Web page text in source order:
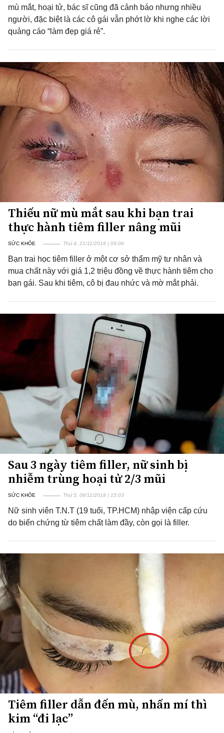
mù mắt, hoại tử, bác sĩ cũng đã cảnh báo nhưng nhiều
người, đặc biệt là các cô gái vẫn phớt lờ khi nghe các lời
quảng cáo “làm đẹp giá rẻ”.
Thiếu nữ mù mắt sau khi bạn trai
thực hành tiêm filler nâng mũi
SỨC KHỎE Thứ 4, 21/11/2018 | 09:06
Bạn trai học tiêm filler ở một cơ sở thẩm mỹ tư nhân và
mua chất này với giá 1,2 triệu đồng về thực hành tiêm cho
bạn gái. Sau khi tiêm, cô bị đau nhức và mờ mắt phải.
Sau 3 ngày tiêm filler, nữ sinh bị
nhiễm trùng hoại tử 2/3 mũi
SỨC KHỎE Thứ 5, 08/11/2018 | 15:03
Nữ sinh viên T.N.T (19 tuổi, TP.HCM) nhập viện cấp cứu
do biến chứng từ tiêm chất làm đầy, còn gọi là filler.
Tiêm filler dẫn đến mù, nhấn mí thì
kim “đi lạc”